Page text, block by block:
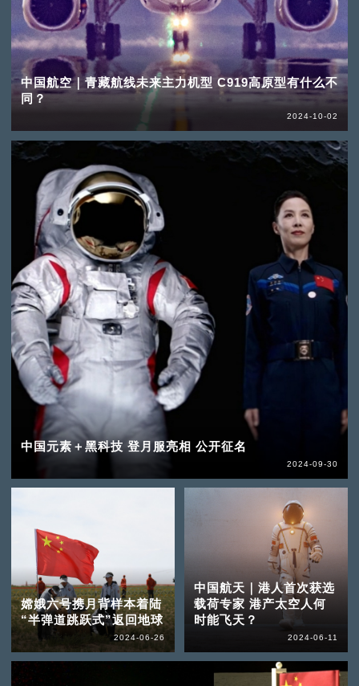
中国航空｜青藏航线未来主力机型 C919高原型有什么不
同？
2024-10-02
中国元素＋黑科技 登月服亮相 公开征名
2024-09-30
嫦娥六号携月背样本着陆
“半弹道跳跃式”返回地球
2024-06-26
中国航天｜港人首次获选
载荷专家 港产太空人何
时能飞天？
2024-06-11